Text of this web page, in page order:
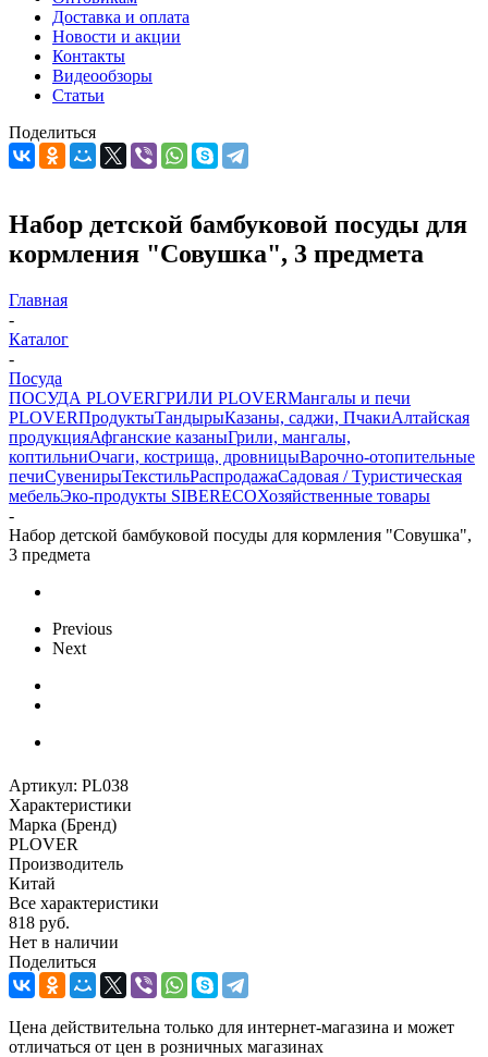
Доставка и оплата
Новости и акции
Контакты
Видеообзоры
Статьи
Поделиться
Набор детской бамбуковой посуды для
кормления "Совушка", 3 предмета
Главная
-
Каталог
-
Посуда
ПОСУДА PLOVERГРИЛИ PLOVERМангалы и печи
PLOVERПродуктыТандырыКазаны, саджи, ПчакиАлтайская
продукцияАфганские казаныГрили, мангалы,
коптильниОчаги, кострища, дровницыВарочно-отопительные
печиСувенирыТекстильРаспродажаСадовая / Туристическая
мебельЭко-продукты SIBERECOХозяйственные товары
-
Набор детской бамбуковой посуды для кормления "Совушка",
3 предмета
Previous
Next
Артикул: PL038
Характеристики
Марка (Бренд)
PLOVER
Производитель
Китай
Все характеристики
818 руб.
Нет в наличии
Поделиться
Цена действительна только для интернет-магазина и может
отличаться от цен в розничных магазинах